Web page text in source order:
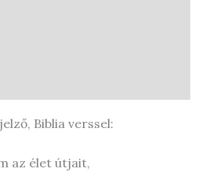
Biblia verssel:
az élet útjait,